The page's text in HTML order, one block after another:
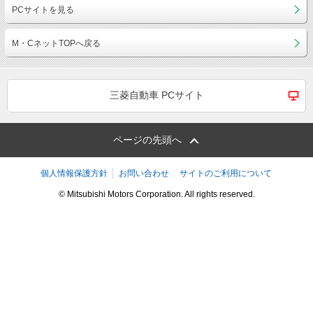
PCサイトを見る
M・CネットTOPへ戻る
三菱自動車 PCサイト
ページの先頭へ
個人情報保護方針 お問い合わせ サイトのご利用について
© Mitsubishi Motors Corporation. All rights reserved.